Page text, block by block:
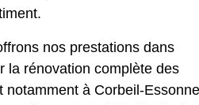
nos prestations dans
la rénovation complète des
notamment à Corbeil-